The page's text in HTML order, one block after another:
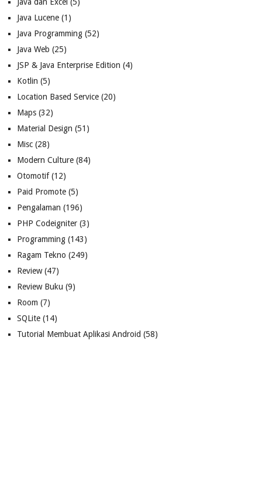
Java Lucene(1)
Java Programming(52)
Java Web (25)
JSP & Java Enterprise Edition (4)
Kotlin (5)
Location Based Service(20)
Maps(32)
Material Design (51)
Misc(28)
Modern Culture(84)
Otomotif(12)
Paid Promote(5)
Pengalaman (196)
PHP Codeigniter(3)
Programming(143)
Ragam Tekno (249)
Review(47)
Review Buku (9)
Room (7)
SQLite(14)
Tutorial Membuat Aplikasi Android (58)